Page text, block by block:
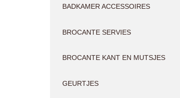
BADKAMER ACCESSOIRES
BROCANTE SERVIES
BROCANTE KANT EN MUTSJES
GEURTJES